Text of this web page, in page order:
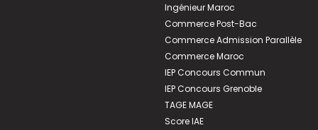
Ingénieur Maroc
Commerce Post-Bac
Commerce Admission Parallèle
Commerce Maroc
IEP Concours Commun
IEP Concours Grenoble
TAGE MAGE
Score IAE